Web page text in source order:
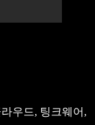
우드, 팅크웨어,